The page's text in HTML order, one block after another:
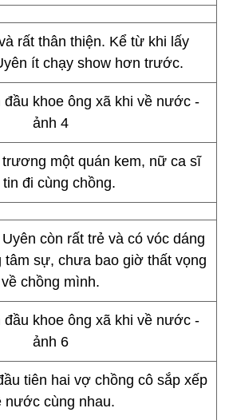
rất thân thiện. Kể từ khi lấy
ít chạy show hơn trước.
một quán kem, nữ ca sĩ
đi cùng chồng.
còn rất trẻ và có vóc dáng
sự, chưa bao giờ thất vọng
về chồng mình.
tiên hai vợ chồng cô sắp xếp
nước cùng nhau.